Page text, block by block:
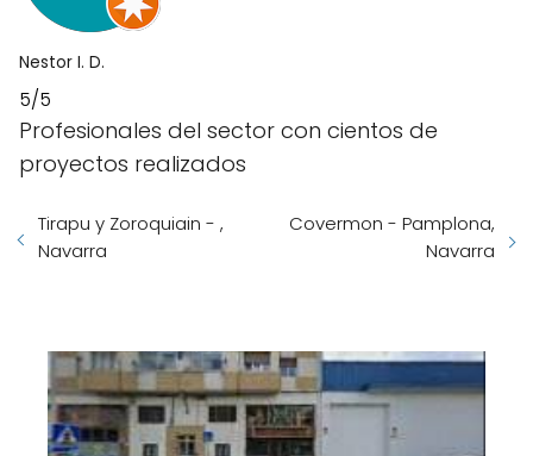
Nestor I. D.
5/5
Profesionales del sector con cientos de
proyectos realizados
Tirapu y Zoroquiain - ,
Navarra
Covermon - Pamplona,
Navarra